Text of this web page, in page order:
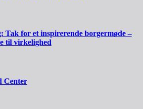
Tak for et inspirerende borgermøde –
til virkelighed
Center